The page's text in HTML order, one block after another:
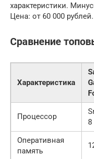
характеристики.
Цена: от 60 000 рублей.
Сравнение
Характеристика
Процессор
8
Оперативная
память